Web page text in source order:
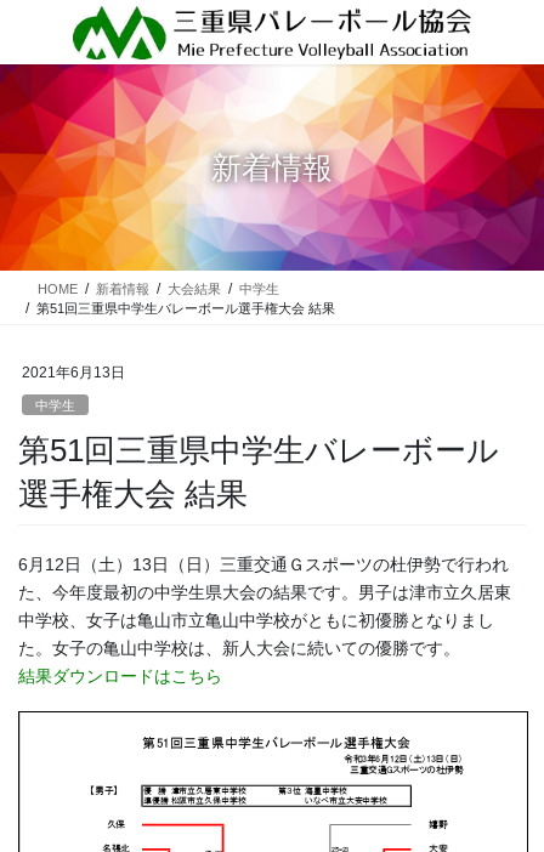
テ
ン
ツ
動
ゲ
ー
シ
に
新着情報
HOME 新着情報 大会結果
中学生
第51回三重県中学生バレーボール選手権大会 結果
2021年6月13日
中学生
第51回三重県中学生バレーボール
選手権大会 結果
6月12日（土）13日（日）三重交通Ｇスポーツの杜伊勢で行われ
た、今年度最初の中学生県大会の結果です。男子は津市立久居東
中学校、女子は亀山市立亀山中学校がともに初優勝となりまし
た。女子の亀山中学校は、新人大会に続いての優勝です。
結果ダウンロードはこちら